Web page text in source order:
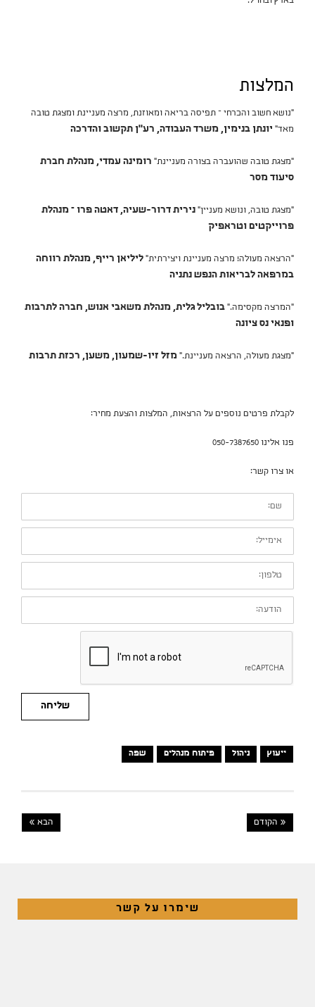
המלצות
"נושא חשוב והכרחי – תפיסה בריאה ומאוזנת, מרצה מעניינת ומצגת טובה
מאד" יונתן בנימין, משרד העבודה, רע"ן תקשוב והדרכה
"מצגת טובה שהועברה בצורה מעניינת" רומינה עמדי, מנהלת חברת
סיעוד מסר
"מצגת טובה, ונושא מעניין"נירית דרור-שעיה, דאטה פרו – מנהלת
פרוייקטים וטראפיק
"הרצאה מעולה! מרצה מעניינת ויצירתית"ליליאן רייף, מנהלת רווחה
במרפאה לבריאות הנפש נתניה
"המרצה מקסימה."בובליל גלית, מנהלת משאבי אנוש, חברה לתרבות
ופנאי נס ציונה
"מצגת מעולה, הרצאה מעניינת." מזל זיו-שמעון, משען, רכזת תרבות
לקבלת פרטים נוספים על הרצאות, המלצות והצעת מחיר:
פנו אלינו 050-7387650
או צרו קשר:
שם:
אימייל:
טלפון:
הודעה:
שליחה
ייעוץ ניהול פיתוח מנהלים שפה
« הקודם הבא »
שימרו על קשר